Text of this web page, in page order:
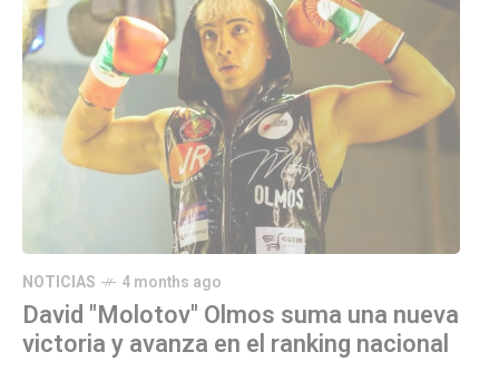
NOTICIAS 4 months ago
David "Molotov" Olmos suma una nueva
victoria y avanza en el ranking nacional